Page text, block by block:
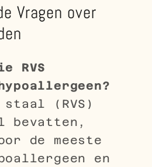
Vragen over
RVS
(RVS)
bevatten,
de meeste
en